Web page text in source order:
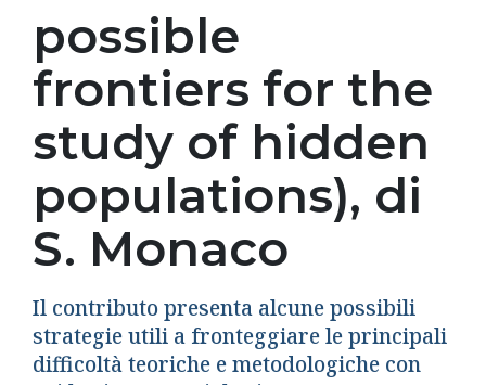
possible
frontiers for the
study of hidden
populations), di
S. Monaco
Il contributo presenta alcune possibili
strategie utili a fronteggiare le principali
difficoltà teoriche e metodologiche con